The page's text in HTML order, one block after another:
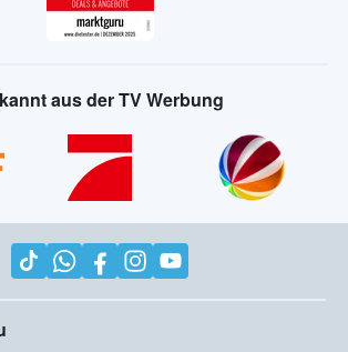
aus der TV Werbung